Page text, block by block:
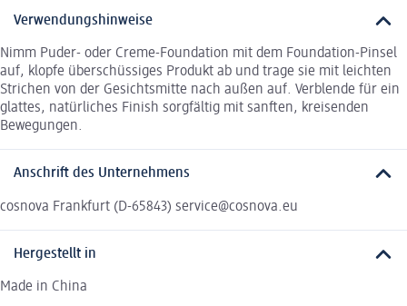
Verwendungshinweise
Nimm Puder- oder Creme-Foundation mit dem Foundation-Pinsel
auf, klopfe überschüssiges Produkt ab und trage sie mit leichten
Strichen von der Gesichtsmitte nach außen auf. Verblende für ein
glattes, natürliches Finish sorgfältig mit sanften, kreisenden
Bewegungen.
Anschrift des Unternehmens
cosnova Frankfurt (D-65843) service@cosnova.eu
Hergestellt in
Made in China